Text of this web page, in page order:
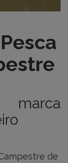
marca
de